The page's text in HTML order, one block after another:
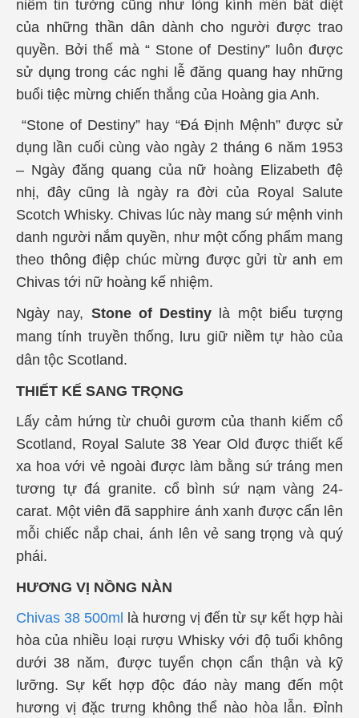
niềm tin tưởng cũng như lòng kính mến bất diệt
của những thần dân dành cho người được trao
quyền. Bởi thế mà “ Stone of Destiny” luôn được
sử dụng trong các nghi lễ đăng quang hay những
buổi tiệc mừng chiến thắng của Hoàng gia Anh.
“Stone of Destiny” hay “Đá Định Mệnh” được sử
dụng lần cuối cùng vào ngày 2 tháng 6 năm 1953
– Ngày đăng quang của nữ hoàng Elizabeth đệ
nhị, đây cũng là ngày ra đời của Royal Salute
Scotch Whisky. Chivas lúc này mang sứ mệnh vinh
danh người nắm quyền, như một cống phẩm mang
theo thông điệp chúc mừng được gửi từ anh em
Chivas tới nữ hoàng kế nhiệm.
Ngày nay, Stone of Destiny là một biểu tượng
mang tính truyền thống, lưu giữ niềm tự hào của
dân tộc Scotland.
THIẾT KẾ SANG TRỌNG
Lấy cảm hứng từ chuôi gươm của thanh kiếm cổ
Scotland, Royal Salute 38 Year Old được thiết kế
xa hoa với vẻ ngoài được làm bằng sứ tráng men
tương tự đá granite. cổ bình sứ nạm vàng 24-
carat. Một viên đã sapphire ánh xanh được cẩn lên
mỗi chiếc nắp chai, ánh lên vẻ sang trọng và quý
phái.
HƯƠNG VỊ NỒNG NÀN
Chivas 38 500ml
là hương vị đến từ sự kết hợp hài
hòa của nhiều loại rượu Whisky với độ tuổi không
dưới 38 năm, được tuyển chọn cẩn thận và kỹ
lưỡng. Sự kết hợp độc đáo này mang đến một
hương vị đặc trưng không thể nào hòa lẫn. Đỉnh